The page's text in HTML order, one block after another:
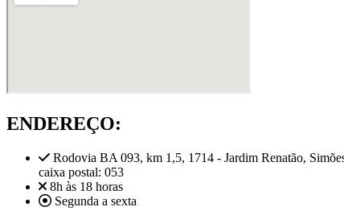
ENDEREÇO:
Rodovia BA 093, km 1,5, 1714 - Jardim Renatão,
caixa postal: 053
8h às 18 horas
Segunda a sexta